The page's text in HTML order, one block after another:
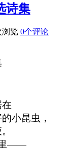
诗集
浏览 0个评论
小昆虫，
里——